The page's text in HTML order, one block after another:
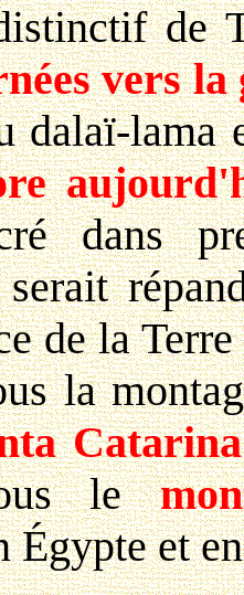
de
vers la
dalaï-lama
dans
de la
la
le
Égypte et